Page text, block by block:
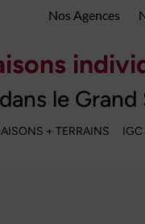
Nos Agences
le
+ TERRAINS IGC